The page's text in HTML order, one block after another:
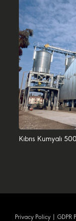
Kıbrıs Kumyalı
Privacy Policy GDPR